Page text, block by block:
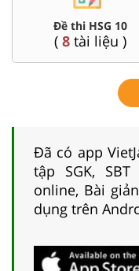
Đề thi HSG 10
( 8tài liệu )
Đã có app
tập SGK,
online, Bài
dụng trên